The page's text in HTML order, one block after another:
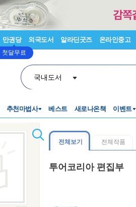
만권당
첫달무료
외국도서 알라딘굿즈 온라인중고
국내도서
추천마법사 베스트 새로나온책 이벤트
전체보기 전체작품
투어코리아 편집부